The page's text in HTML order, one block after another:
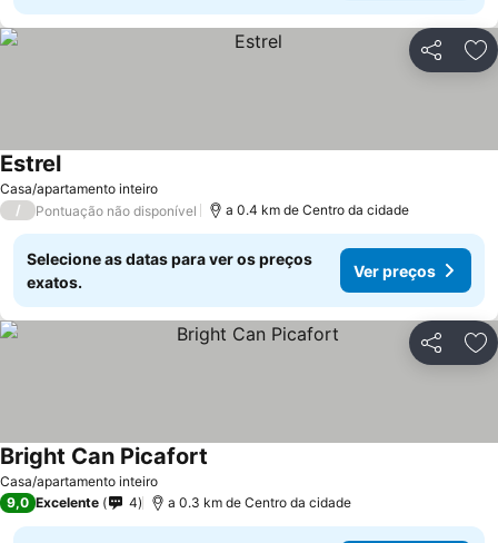
Partilhar
Casa/apartamento inteiro
EstrelVer preços
/ Pontuação não disponível a 0.4 km de Centro da cidade
Selecione as datas para ver os preços
exatos.
Ver preços
Partilhar
Casa/apartamento inteiro
Bright Can Picafort
9,0 Excelente 4 a 0.3 km de Centro da cidade